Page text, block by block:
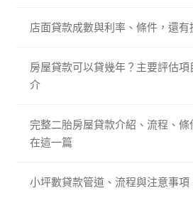
店面貸款成數與利率、條件，還有
房屋貸款可以貸幾年？主要評估
介
完整二胎房屋貸款介紹、流程、
在這一篇
小坪數貸款管道、流程與注意事項